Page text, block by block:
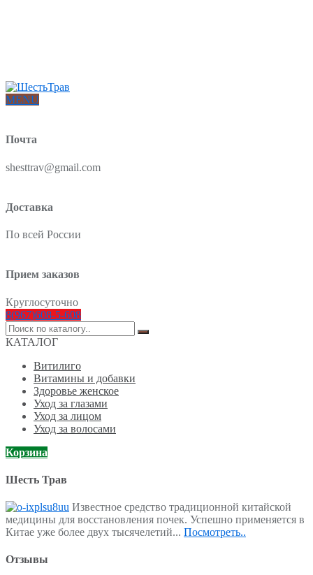
MENU
Почта
shesttrav@gmail.com
Доставка
По всей России
Прием заказов
Круглосуточно
8(967)608-5-608
Поиск
по:
КАТАЛОГ
Витилиго
Витамины и добавки
Здоровье женское
Уход за глазами
Уход за лицом
Уход за волосами
Корзина
Шесть Трав
Известное средство традиционной китайской
медицины для восстановления почек. Успешно применяется в
Китае уже более двух тысячелетий... Посмотреть..
Отзывы